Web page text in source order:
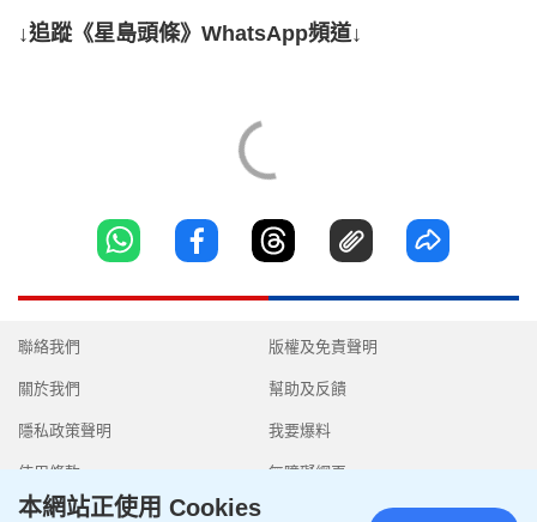
↓追蹤《星島頭條》WhatsApp頻道↓
聯絡我們
關於我們
隱私政策聲明
使用條款
版權及免責聲明
幫助及反饋
我要爆料
無障礙網頁
本網站正使用 Cookies